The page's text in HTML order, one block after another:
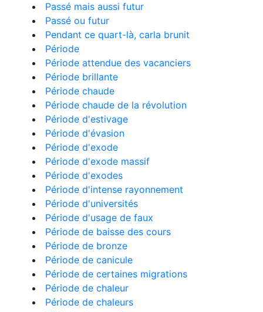
Passé mais aussi futur
Passé ou futur
Pendant ce quart-là, carla brunit
Période
Période attendue des vacanciers
Période brillante
Période chaude
Période chaude de la révolution
Période d'estivage
Période d'évasion
Période d'exode
Période d'exode massif
Période d'exodes
Période d'intense rayonnement
Période d'universités
Période d'usage de faux
Période de baisse des cours
Période de bronze
Période de canicule
Période de certaines migrations
Période de chaleur
Période de chaleurs